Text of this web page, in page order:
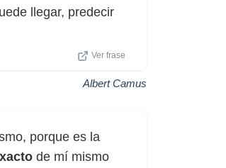
llegar, predecir
Ver frase
Albert Camus
porque es la
de mí mismo